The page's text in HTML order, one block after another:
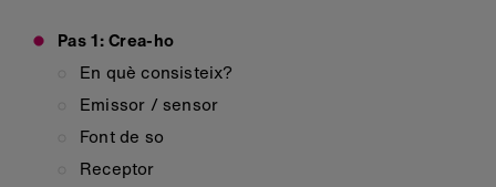
Pas 1: Crea-ho
En què consisteix?
Emissor / sensor
Font de so
Receptor